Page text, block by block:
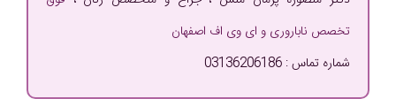
تخصص ناباروری و ای وی اف اصفهان
شماره تماس : 03136206186